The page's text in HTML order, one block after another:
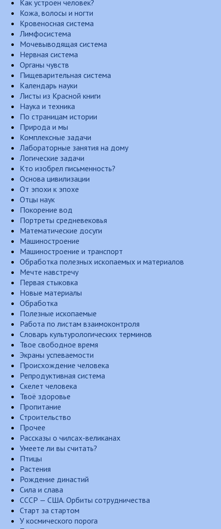
Как устроен человек?
Кожа, волосы и ногти
Кровеносная система
Лимфосистема
Мочевыводящая система
Нервная система
Органы чувств
Пищеварительная система
Календарь науки
Листы из Красной книги
Наука и техника
По страницам истории
Природа и мы
Комплексные задачи
Лабораторные занятия на дому
Логические задачи
Кто изобрел письменность?
Основа цивилизации
От эпохи к эпохе
Отцы наук
Покорение вод
Портреты средневековья
Математические досуги
Машиностроение
Машиностроение и транспорт
Обработка полезных ископаемых и материалов
Мечте навстречу
Первая стыковка
Новые материалы
Обработка
Полезные ископаемые
Работа по листам взаимоконтроля
Словарь культурологических терминов
Твое свободное время
Экраны успеваемости
Происхождение человека
Репродуктивная система
Скелет человека
Твоё здоровье
Пропитание
Строительство
Прочее
Рассказы о чилсах-великанах
Умеете ли вы считать?
Птицы
Растения
Рождение династий
Сила и слава
СССР — США. Орбиты сотрудничества
Старт за стартом
У космического порога